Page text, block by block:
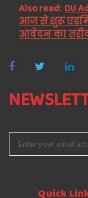
Also read: DU
आज से शुरू
आवेदन का
Quick